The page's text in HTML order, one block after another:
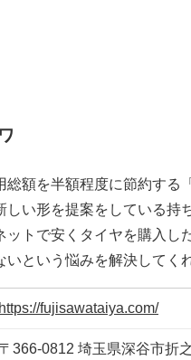
総額を半額程度に節約する
しい形を提案をしている持
トで安くタイヤを購入し
という悩みを解決してく
https://fujisawataiya.com/
〒366-0812 埼玉県深谷市折